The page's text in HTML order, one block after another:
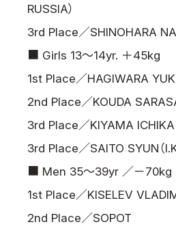
RUSSIA）
3rd Place／SHINOHARA
■ Girls 13～14yr. ＋45kg
1st Place／HAGIWARA
2nd Place／KOUDA SARASA
3rd Place／KIYAMA ICHIKA
3rd Place／SAITO SYUN（
■ Men 35～39yr ／－70kg
1st Place／KISELEV
2nd Place／SOPOT